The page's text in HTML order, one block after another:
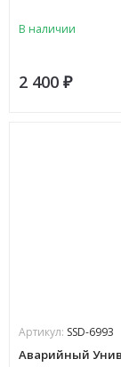
В наличии
2 400 ₽
Артикул: SSD-6993
Аварийный